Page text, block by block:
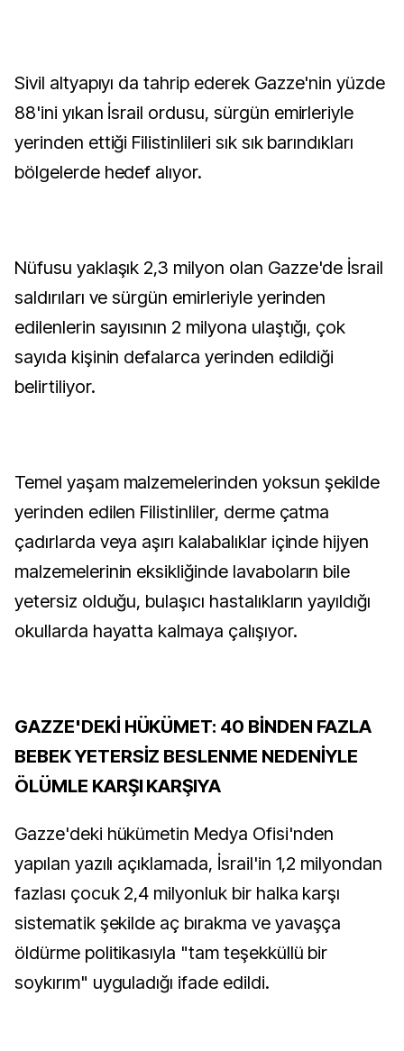
Sivil altyapıyı da tahrip ederek Gazze'nin yüzde
88'ini yıkan İsrail ordusu, sürgün emirleriyle
yerinden ettiği Filistinlileri sık sık barındıkları
bölgelerde hedef alıyor.
Nüfusu yaklaşık 2,3 milyon olan Gazze'de İsrail
saldırıları ve sürgün emirleriyle yerinden
edilenlerin sayısının 2 milyona ulaştığı, çok
sayıda kişinin defalarca yerinden edildiği
belirtiliyor.
Temel yaşam malzemelerinden yoksun şekilde
yerinden edilen Filistinliler, derme çatma
çadırlarda veya aşırı kalabalıklar içinde hijyen
malzemelerinin eksikliğinde lavaboların bile
yetersiz olduğu, bulaşıcı hastalıkların yayıldığı
okullarda hayatta kalmaya çalışıyor.
GAZZE'DEKİ HÜKÜMET: 40 BİNDEN FAZLA
BEBEK YETERSİZ BESLENME NEDENİYLE
ÖLÜMLE KARŞI KARŞIYA
Gazze'deki hükümetin Medya Ofisi'nden
yapılan yazılı açıklamada, İsrail'in 1,2 milyondan
fazlası çocuk 2,4 milyonluk bir halka karşı
sistematik şekilde aç bırakma ve yavaşça
öldürme politikasıyla "tam teşekküllü bir
soykırım" uyguladığı ifade edildi.